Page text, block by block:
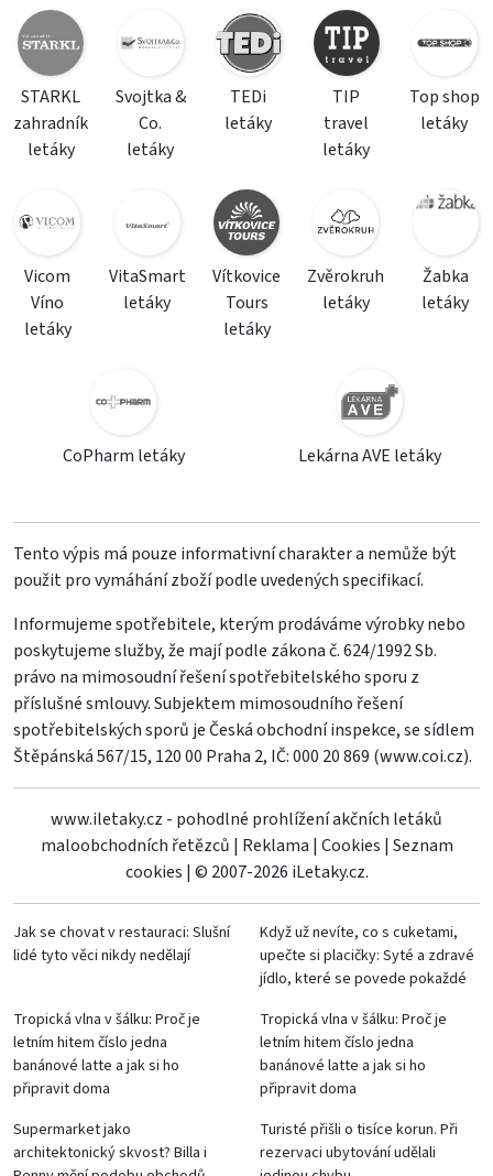
STARKL
zahradník
letáky
Svojtka &
Co.
letáky
TEDi
letáky
TIP
travel
letáky
Top shop
letáky
Vicom
Víno
letáky
VitaSmart
letáky
Vítkovice
Tours
letáky
Zvěrokruh
letáky
Žabka
letáky
CoPharm letáky Lekárna AVE letáky
Tento výpis má pouze informativní charakter a nemůže být
použit pro vymáhání zboží podle uvedených specifikací.
Informujeme spotřebitele, kterým prodáváme výrobky nebo
poskytujeme služby, že mají podle zákona č. 624/1992 Sb.
právo na mimosoudní řešení spotřebitelského sporu z
příslušné smlouvy. Subjektem mimosoudního řešení
spotřebitelských sporů je Česká obchodní inspekce, se sídlem
Štěpánská 567/15, 120 00 Praha 2, IČ: 000 20 869 (www.coi.cz).
www.iletaky.cz - pohodlné prohlížení akčních letáků
maloobchodních řetězců | Reklama | Cookies | Seznam
cookies | © 2007-2026 iLetaky.cz.
Jak se chovat v restauraci: Slušní
lidé tyto věci nikdy nedělají
Když už nevíte, co s cuketami,
upečte si placičky: Syté a zdravé
jídlo, které se povede pokaždé
Tropická vlna v šálku: Proč je
letním hitem číslo jedna
banánové latte a jak si ho
připravit doma
Tropická vlna v šálku: Proč je
letním hitem číslo jedna
banánové latte a jak si ho
připravit doma
Supermarket jako
architektonický skvost? Billa i
Turisté přišli o tisíce korun. Při
rezervaci ubytování udělali